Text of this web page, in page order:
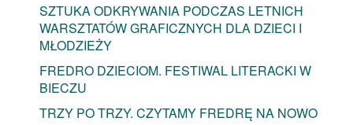
SZTUKA ODKRYWANIA PODCZAS LETNICH
WARSZTATÓW GRAFICZNYCH DLA DZIECI I
MŁODZIEŻY
FREDRO DZIECIOM. FESTIWAL LITERACKI W
BIECZU
TRZY PO TRZY. CZYTAMY FREDRĘ NA NOWO